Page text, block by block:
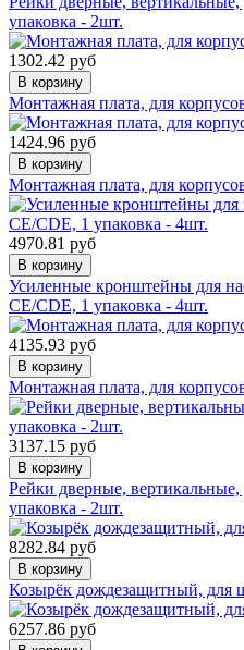
упаковка - 2шт.
1302.42 руб
В корзину
Монтажная плата, для
1424.96 руб
В корзину
Монтажная плата, для
4970.81 руб
В корзину
Усиленные кронштейны для
CE/CDE, 1 упаковка - 4шт.
4135.93 руб
В корзину
Монтажная плата, для
3137.15 руб
В корзину
Рейки дверные,
упаковка - 2шт.
8282.84 руб
В корзину
Козырёк дождезащитный, для
6257.86 руб